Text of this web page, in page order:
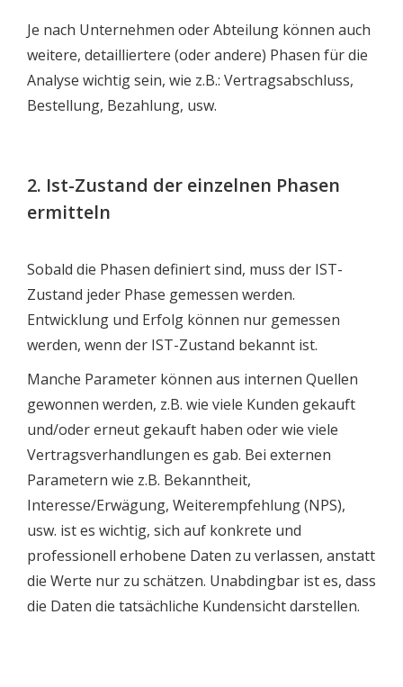
Je nach Unternehmen oder Abteilung können auch
weitere, detailliertere (oder andere) Phasen für die
Analyse wichtig sein, wie z.B.: Vertragsabschluss,
Bestellung, Bezahlung, usw.
2. Ist-Zustand der einzelnen Phasen
ermitteln
Sobald die Phasen definiert sind, muss der IST-
Zustand jeder Phase gemessen werden.
Entwicklung und Erfolg können nur gemessen
werden, wenn der IST-Zustand bekannt ist.
Manche Parameter können aus internen Quellen
gewonnen werden, z.B. wie viele Kunden gekauft
und/oder erneut gekauft haben oder wie viele
Vertragsverhandlungen es gab. Bei externen
Parametern wie z.B. Bekanntheit,
Interesse/Erwägung, Weiterempfehlung (NPS),
usw. ist es wichtig, sich auf konkrete und
professionell erhobene Daten zu verlassen, anstatt
die Werte nur zu schätzen. Unabdingbar ist es, dass
die Daten die tatsächliche Kundensicht darstellen.